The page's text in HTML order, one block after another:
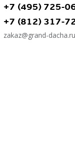
+7 (495) 725-
+7 (812) 317-
zakaz@grand-dacha.ru